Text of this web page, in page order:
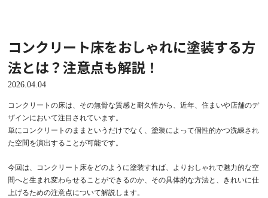
コンクリート床をおしゃれに塗装する方
法とは？注意点も解説！
2026.04.04
コンクリートの床は、その無骨な質感と耐久性から、近年、住まいや店舗のデ
ザインにおいて注目されています。
単にコンクリートのままというだけでなく、塗装によって個性的かつ洗練され
た空間を演出することが可能です。
今回は、コンクリート床をどのように塗装すれば、よりおしゃれで魅力的な空
間へと生まれ変わらせることができるのか、その具体的な方法と、きれいに仕
上げるための注意点について解説します。